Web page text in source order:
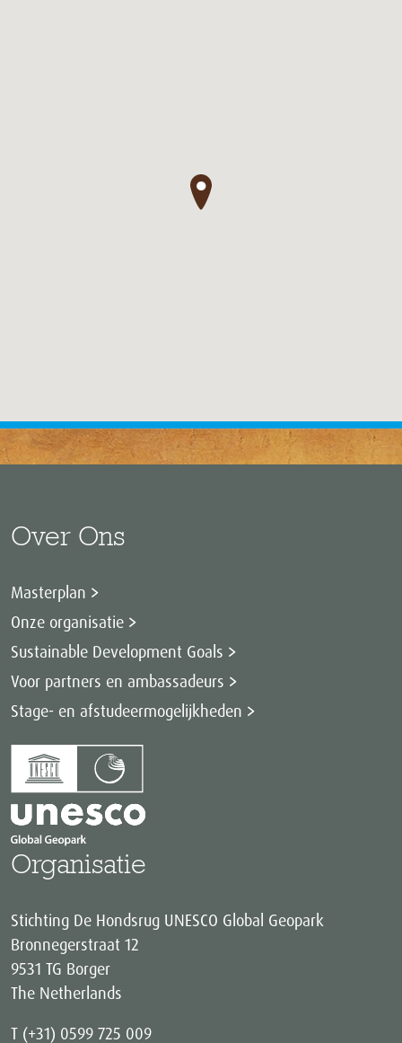
●
Over Ons
Masterplan
Onze organisatie
Sustainable Development Goals
Voor partners en ambassadeurs
Stage- en afstudeermogelijkheden
Organisatie
Stichting De Hondsrug UNESCO Global Geopark
Bronnegerstraat 12
9531 TG Borger
The Netherlands
T (+31) 0599 725 009